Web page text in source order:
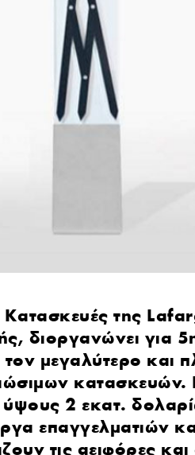
της
διοργανώνει για
μεγαλύτερο και
κατασκευών.
2 εκατ.
επαγγελματιών
τις αειφόρες και